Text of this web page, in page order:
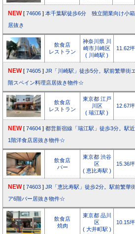
NEW [ 74606 ] 本千葉駅徒歩6分 独立開業向け小
居抜き
飲食店
レストラン
神奈川県 川
崎市川崎区
( 川崎駅 )
11.62坪
NEW [ 74605 ] JR「川崎駅」徒歩5分。駅前繁華街
階スペイン料理店居抜き物件☆
飲食店
レストラン
東京都 江戸
川区
( 瑞江駅 )
12.67坪
NEW [ 74604 ] 都営新宿線「瑞江駅」徒歩3分。駅
1階洋食店居抜き物件☆
飲食店
バー
東京都 渋谷
区
( 恵比寿駅 )
15.36坪
NEW [ 74603 ] JR「恵比寿駅」徒歩2分。駅前繁華
ア6階バー居抜き物件☆
飲食店
焼肉
東京都 品川
区
( 大井町駅 )
10.15坪